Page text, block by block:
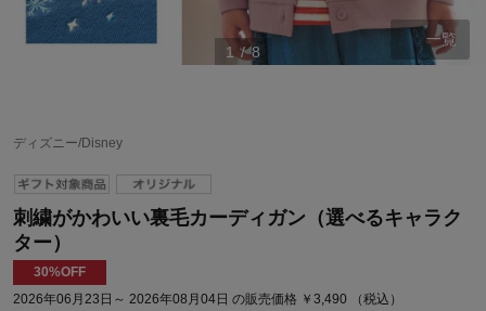
1 / 8
一覧
ディズニー/Disney
刺繍がかわいい裏毛カーディガン（選べるキャラク
ター）
30%OFF
2026年06月23日～ 2026年08月04日 の販売価格 ￥3,490 （税込）